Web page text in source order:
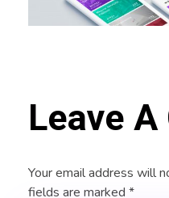
Leave
Your email address will
fields are marked *